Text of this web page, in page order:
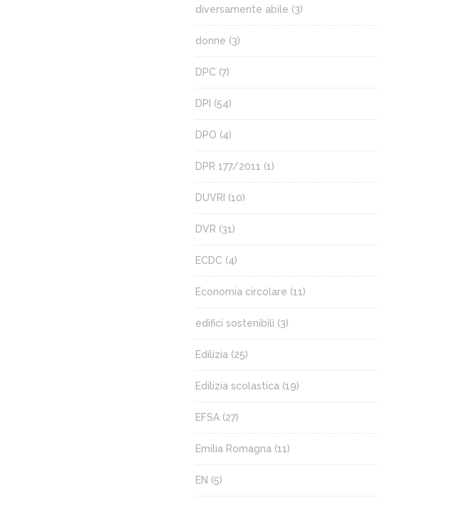
diversamente abile (3)
donne (3)
DPC (7)
DPI (54)
DPO (4)
DPR 177/2011 (1)
DUVRI (10)
DVR (31)
ECDC (4)
Economia circolare (11)
edifici sostenibili (3)
Edilizia (25)
Edilizia scolastica (19)
EFSA (27)
Emilia Romagna (11)
EN (5)